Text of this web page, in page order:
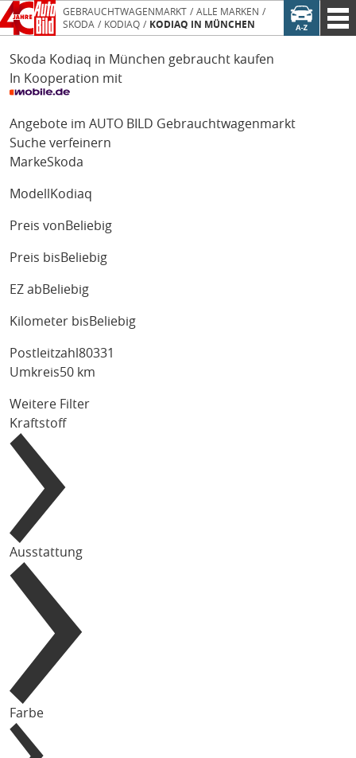
GEBRAUCHTWAGENMARKT
ALLE MARKEN
SKODA
KODIAQ KODIAQ IN MÜNCHEN
Skoda Kodiaq in München gebraucht kaufen
In Kooperation mit
Angebote im AUTO BILD Gebrauchtwagenmarkt
Suche verfeinern
MarkeSkoda
Modell Kodiaq
Preis von Beliebig
Preis bis Beliebig
EZ ab Beliebig
Kilometer bis Beliebig
Postleitzahl
Umkreis50 km
Weitere Filter
Kraftstoff
Ausstattung
Farbe